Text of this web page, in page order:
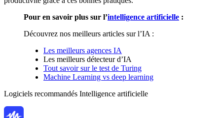
Pour en savoir plus sur l’intelligence artificielle :
Découvrez nos meilleurs articles sur l’IA :
Les meilleurs agences IA
Les meilleurs détecteur d’IA
Tout savoir sur le test de Turing
Machine Learning vs deep learning
Logiciels recommandés Intelligence artificielle